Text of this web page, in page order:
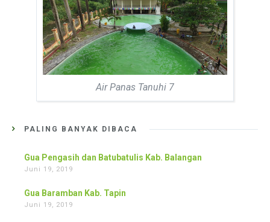
Air Panas Tanuhi 7
PALING BANYAK DIBACA
Gua Pengasih dan Batubatulis Kab. Balangan
Juni 19, 2019
Gua Baramban Kab. Tapin
Juni 19, 2019